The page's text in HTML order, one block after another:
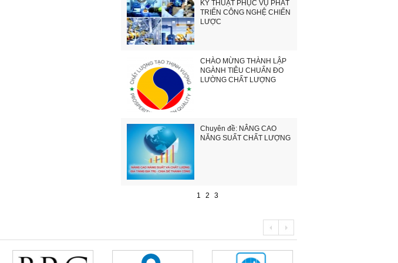
KỸ THUẬT PHỤC VỤ PHÁT
TRIỂN CÔNG NGHỆ CHIẾN
LƯỢC
CHÀO MỪNG THÀNH LẬP
NGÀNH TIÊU CHUẨN ĐO
LƯỜNG CHẤT LƯỢNG
Chuyên đề: NÂNG CAO
NĂNG SUẤT CHẤT LƯỢNG
1 2 3